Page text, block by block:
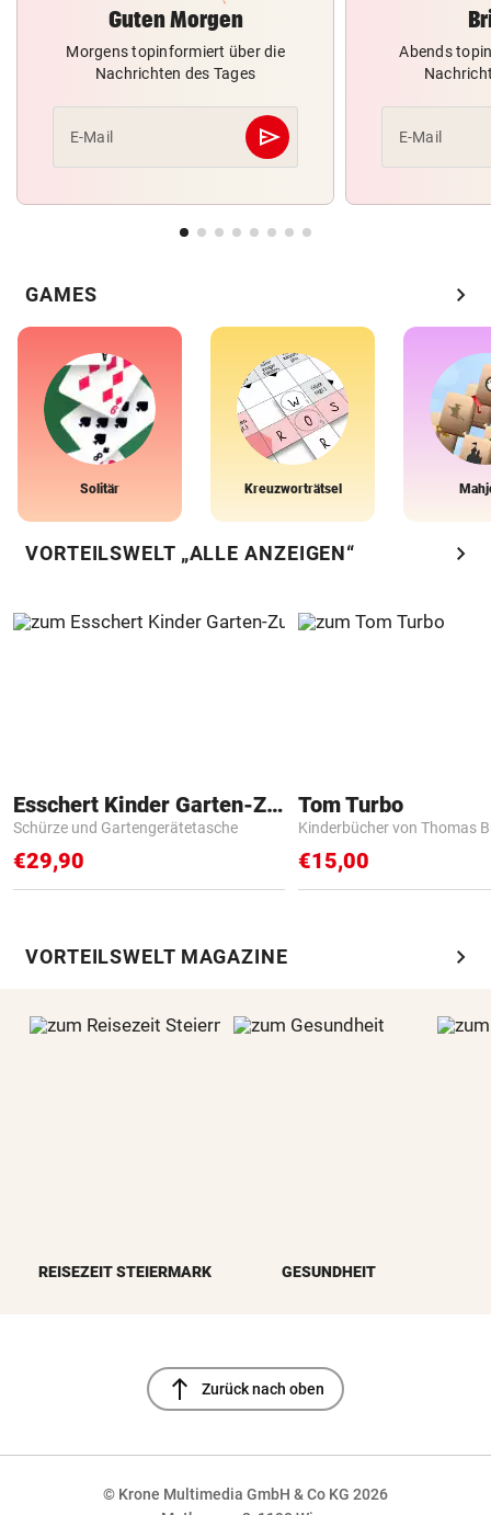
Guten Morgen
Morgens topinformiert über die
Nachrichten des Tages
E-Mail send
Abschicken
Abends
E-Mail
GAMES chevron_right
Solitär Kreuzworträtsel
VORTEILSWELT „ALLE ANZEIGEN“ chevron_right
Esschert Kinder Garten-Zubehör
Schürze und Gartengerätetasche
€29,90
Tom Turbo
Kinderbücher von Thomas
€15,00
VORTEILSWELT MAGAZINE chevron_right
REISEZEIT STEIERMARK GESUNDHEIT
north Zurück nach oben
© Krone Multimedia GmbH & Co KG 2026